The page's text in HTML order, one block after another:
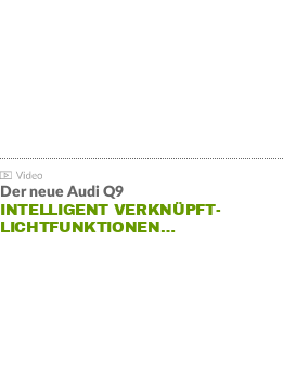
Der neue Audi Q9
INTELLIGENT VERKNÜPFT-
LICHTFUNKTIONEN…